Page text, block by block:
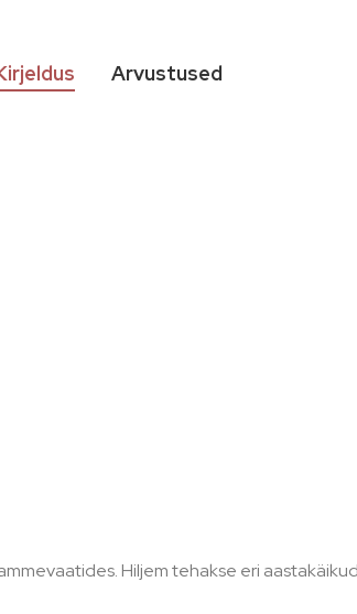
Hiljem tehakse eri
Arvustused